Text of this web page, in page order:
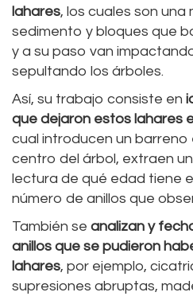
lahares, los cuales son una
sedimento y bloques que
y a su paso van
sepultando los árboles.
Así, su trabajo consiste en
que dejaron estos lahares
cual introducen un
centro del árbol, extraen
lectura de qué edad tiene
número de anillos que
También se analizan y
anillos que se pudieron
lahares, por ejemplo,
supresiones abruptas,